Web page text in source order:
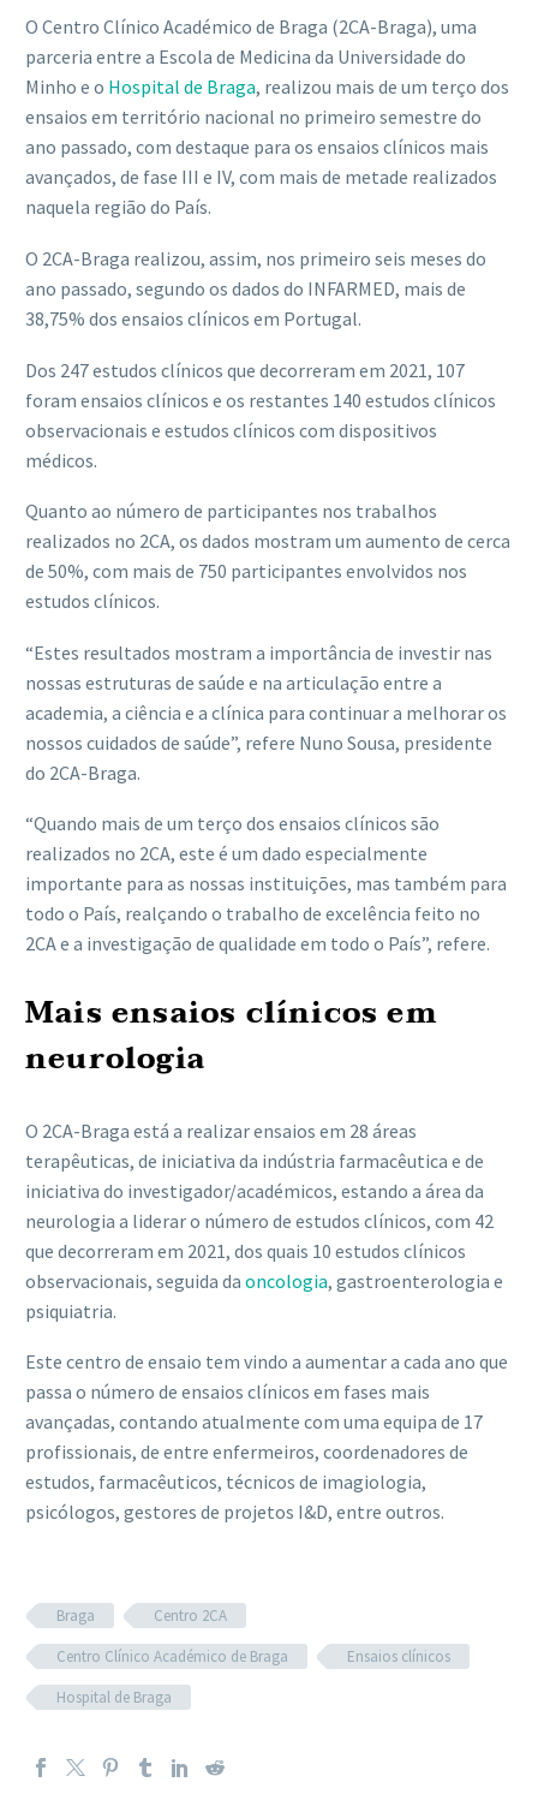
O Centro Clínico Académico de Braga (2CA-Braga), uma
parceria entre a Escola de Medicina da Universidade do
Minho e o Hospital de Braga, realizou mais de um terço dos
ensaios em território nacional no primeiro semestre do
ano passado, com destaque para os ensaios clínicos mais
avançados, de fase III e IV, com mais de metade realizados
naquela região do País.
O 2CA-Braga realizou, assim, nos primeiro seis meses do
ano passado, segundo os dados do INFARMED, mais de
38,75% dos ensaios clínicos em Portugal.
Dos 247 estudos clínicos que decorreram em 2021, 107
foram ensaios clínicos e os restantes 140 estudos clínicos
observacionais e estudos clínicos com dispositivos
médicos.
Quanto ao número de participantes nos trabalhos
realizados no 2CA, os dados mostram um aumento de cerca
de 50%, com mais de 750 participantes envolvidos nos
estudos clínicos.
“Estes resultados mostram a importância de investir nas
nossas estruturas de saúde e na articulação entre a
academia, a ciência e a clínica para continuar a melhorar os
nossos cuidados de saúde”, refere Nuno Sousa, presidente
do 2CA-Braga.
“Quando mais de um terço dos ensaios clínicos são
realizados no 2CA, este é um dado especialmente
importante para as nossas instituições, mas também para
todo o País, realçando o trabalho de excelência feito no
2CA e a investigação de qualidade em todo o País”, refere.
Mais ensaios clínicos em
neurologia
O 2CA-Braga está a realizar ensaios em 28 áreas
terapêuticas, de iniciativa da indústria farmacêutica e de
iniciativa do investigador/académicos, estando a área da
neurologia a liderar o número de estudos clínicos, com 42
que decorreram em 2021, dos quais 10 estudos clínicos
observacionais, seguida da oncologia, gastroenterologia e
psiquiatria.
Este centro de ensaio tem vindo a aumentar a cada ano que
passa o número de ensaios clínicos em fases mais
avançadas, contando atualmente com uma equipa de 17
profissionais, de entre enfermeiros, coordenadores de
estudos, farmacêuticos, técnicos de imagiologia,
psicólogos, gestores de projetos I&D, entre outros.
Braga
Centro 2CA
Centro Clínico Académico de Braga
Ensaios clínicos
Hospital de Braga